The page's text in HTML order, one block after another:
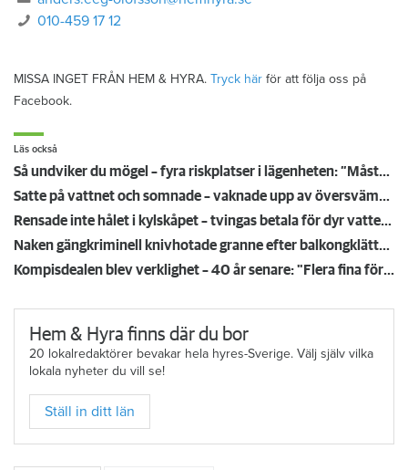
010-459 17 12
MISSA INGET FRÅN HEM & HYRA. Tryck här för att följa oss på
Facebook.
Läs också
Så undviker du mögel – fyra riskplatser i lägenheten: ”Måste städa bort”
Satte på vattnet och somnade – vaknade upp av översvämning hos grannen
Rensade inte hålet i kylskåpet – tvingas betala för dyr vattenskada
Naken gängkriminell knivhotade granne efter balkongklättring
Kompisdealen blev verklighet – 40 år senare: "Flera fina fördelar med att dela bostad"
Hem & Hyra finns där du bor
20 lokalredaktörer bevakar hela hyres-Sverige. Välj själv vilka
lokala nyheter du vill se!
Ställ in ditt län